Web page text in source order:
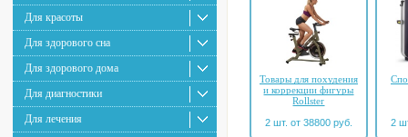
Для красоты
Для здорового сна
Для здорового дома
Для диагностики
Для лечения
Товары для похудения
и коррекции фигуры
Rollster
2 шт. от 38800 руб.
2